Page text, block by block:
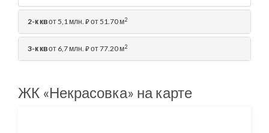
2-к квот 5,1 млн. ⃏от 51.70 м2
3-к квот 6,7 млн. ⃏от 77.20 м2
ЖК «Некрасовка» на карте